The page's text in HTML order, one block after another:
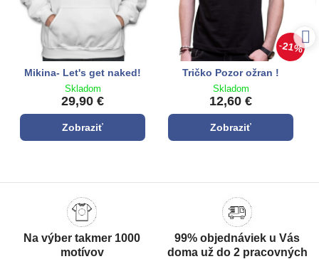
Mikina- Let's get naked!
Skladom
29,90 €
Zobraziť
21%
Tričko Pozor ožran !
Skladom
12,60 €
Zobraziť
Na výber takmer 1000
motívov
99% objednáviek u Vás
doma už do 2 pracovných